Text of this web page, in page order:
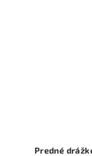
Predné